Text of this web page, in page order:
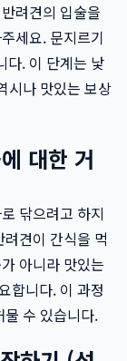
려견의 입술을
세요. 문지르기
다. 이 단계는 낯
시나 맛있는 보상
대한 거
닦으려고 하지
견이 간식을 먹
아니라 맛있는
합니다. 이 과정
수 있습니다.